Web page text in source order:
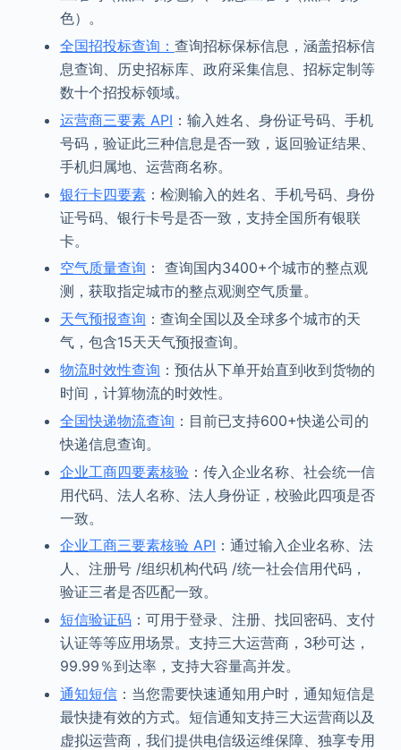
色）。
全国招投标查询： 查询招标保标信息，涵盖招标信
息查询、历史招标库、政府采集信息、招标定制等
数十个招投标领域。
运营商三要素 API ：输入姓名、身份证号码、手机
号码，验证此三种信息是否一致，返回验证结果、
手机归属地、运营商名称。
银行卡四要素：检测输入的姓名、手机号码、身份
证号码、银行卡号是否一致，支持全国所有银联
卡。
空气质量查询 ： 查询国内3400+个城市的整点观
测，获取指定城市的整点观测空气质量。
天气预报查询 ：查询全国以及全球多个城市的天
气，包含15天天气预报查询。
物流时效性查询 ：预估从下单开始直到收到货物的
时间，计算物流的时效性。
全国快递物流查询 ：目前已支持600+快递公司的
快递信息查询。
企业工商四要素核验：传入企业名称、社会统一信
用代码、法人名称、法人身份证，校验此四项是否
一致。
企业工商三要素核验 API ：通过输入企业名称、法
人、注册号 /组织机构代码 /统一社会信用代码，
验证三者是否匹配一致。
短信验证码：可用于登录、注册、找回密码、支付
认证等等应用场景。支持三大运营商，3秒可达，
99.99％到达率，支持大容量高并发。
通知短信：当您需要快速通知用户时，通知短信是
最快捷有效的方式。短信通知支持三大运营商以及
虚拟运营商，我们提供电信级运维保障、独享专用